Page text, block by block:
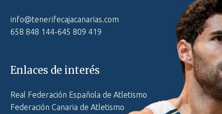
info@tenerifecajacanarias.com
658 848 144-645 809 419
Enlaces de interés
Real Federación Española de Atletismo
Federación Canaria de Atletismo